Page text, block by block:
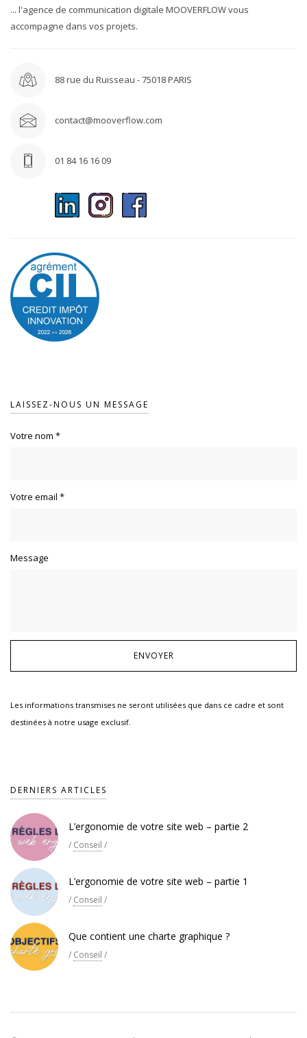
... l'agence de communication digitale MOOVERFLOW vous
accompagne dans vos projets.
88 rue du Ruisseau - 75018 PARIS
contact@mooverflow.com
01 84 16 16 09
LAISSEZ-NOUS UN MESSAGE
Votre nom *
Votre email *
Message
Les informations transmises ne seront utilisées que dans ce cadre et sont
destinées à notre usage exclusif.
DERNIERS ARTICLES
L’ergonomie de votre site web – partie 2
/ Conseil /
L’ergonomie de votre site web – partie 1
/ Conseil /
Que contient une charte graphique ?
/ Conseil /